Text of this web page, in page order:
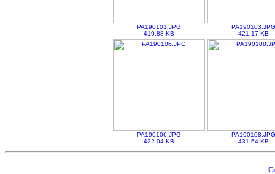
PA190101.JPG
419.88 KB
PA190103.JPG
421.17 KB
PA190106.JPG
422.04 KB
PA190108.JPG
431.64 KB